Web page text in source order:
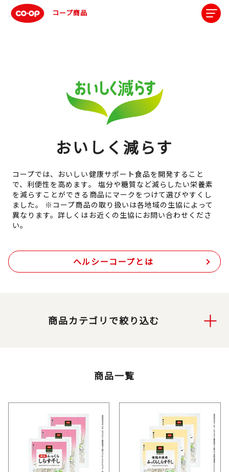
コープ商品
おいしく減らす
コープでは、おいしい健康サポート食品を開発すること
で、利便性を高めます。
塩分や糖質など減らしたい栄養素
を減らすことができる商品にマークをつけて選びやすくし
ました。
※コープ商品の取り扱いは各地域の生協によって
異なります。詳しくはお近くの生協にお問い合わせくださ
い。
ヘルシーコープとは
商品カテゴリで絞り込む
商品一覧